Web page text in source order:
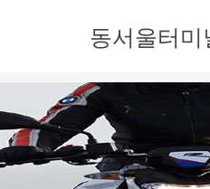
동서울터